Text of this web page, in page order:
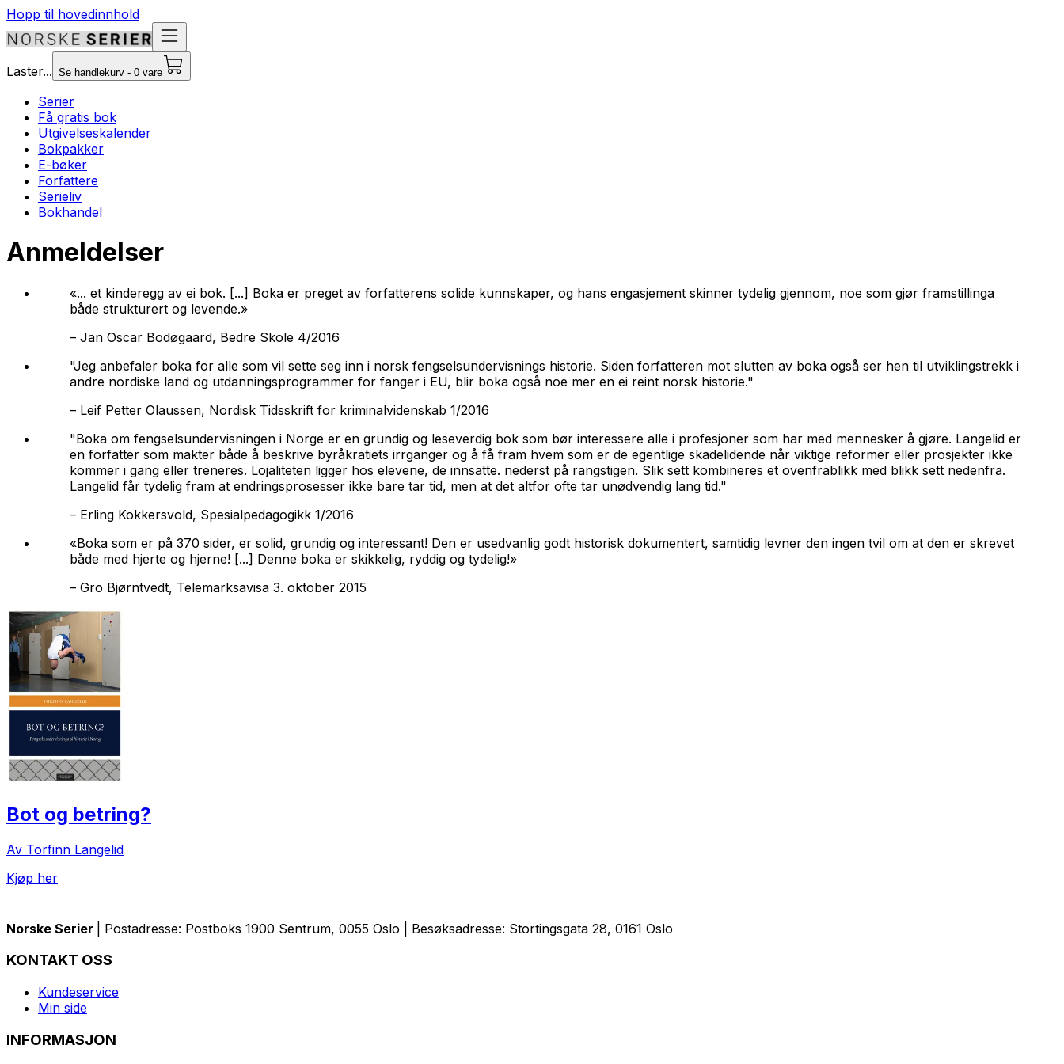
Hopp til hovedinnhold
Laster... Se handlekurv - 0 vare
Serier
Få gratis bok
Utgivelseskalender
Bokpakker
E-bøker
Forfattere
Serieliv
Bokhandel
Anmeldelser
«... et kinderegg av ei bok. [...] Boka er preget av forfatterens solide kunnskaper, og hans engasjement skinner tydelig gjennom, noe som gjør framstillinga
både strukturert og levende.»
– Jan Oscar Bodøgaard, Bedre Skole 4/2016
"Jeg anbefaler boka for alle som vil sette seg inn i norsk fengselsundervisnings historie. Siden forfatteren mot slutten av boka også ser hen til utviklingstrekk i
andre nordiske land og utdanningsprogrammer for fanger i EU, blir boka også noe mer en ei reint norsk historie."
– Leif Petter Olaussen, Nordisk Tidsskrift for kriminalvidenskab 1/2016
"Boka om fengselsundervisningen i Norge er en grundig og leseverdig bok som bør interessere alle i profesjoner som har med mennesker å gjøre. Langelid er
en forfatter som makter både å beskrive byråkratiets irrganger og å få fram hvem som er de egentlige skade­lidende når viktige reformer eller prosjekter ikke
kommer i gang eller treneres. Lojaliteten ligger hos elevene, de innsatte. nederst på rangstigen. Slik sett kombineres et ovenfrablikk med blikk sett nedenfra.
Langelid får tydelig fram at endringsprosesser ikke bare tar tid, men at det altfor ofte tar unødvendig lang tid."
– Erling Kokkersvold, Spesialpedagogikk 1/2016
«Boka som er på 370 sider, er solid, grundig og interessant! Den er usedvanlig godt historisk dokumentert, samtidig levner den ingen tvil om at den er skrevet
både med hjerte og hjerne! [...] Denne boka er skikkelig, ryddig og tydelig!»
– Gro Bjørntvedt, Telemarksavisa 3. oktober 2015
Bot og betring?
Av Torfinn Langelid
Kjøp her
Norske Serier | Postadresse: Postboks 1900 Sentrum, 0055 Oslo | Besøksadresse: Stortingsgata 28, 0161 Oslo
KONTAKT OSS
Kundeservice
Min side
INFORMASJON